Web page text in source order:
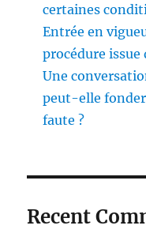
certaines
Entrée en
procédure
Une
peut-elle
faute ?
Recent